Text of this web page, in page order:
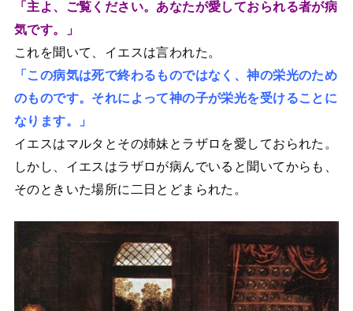
「主よ、ご覧ください。あなたが愛しておられる者が病
気です。」
これを聞いて、イエスは言われた。
「この病気は死で終わるものではなく、神の栄光のため
のものです。それによって神の子が栄光を受けることに
なります。」
イエスはマルタとその姉妹とラザロを愛しておられた。
しかし、イエスはラザロが病んでいると聞いてからも、
そのときいた場所に二日とどまられた。